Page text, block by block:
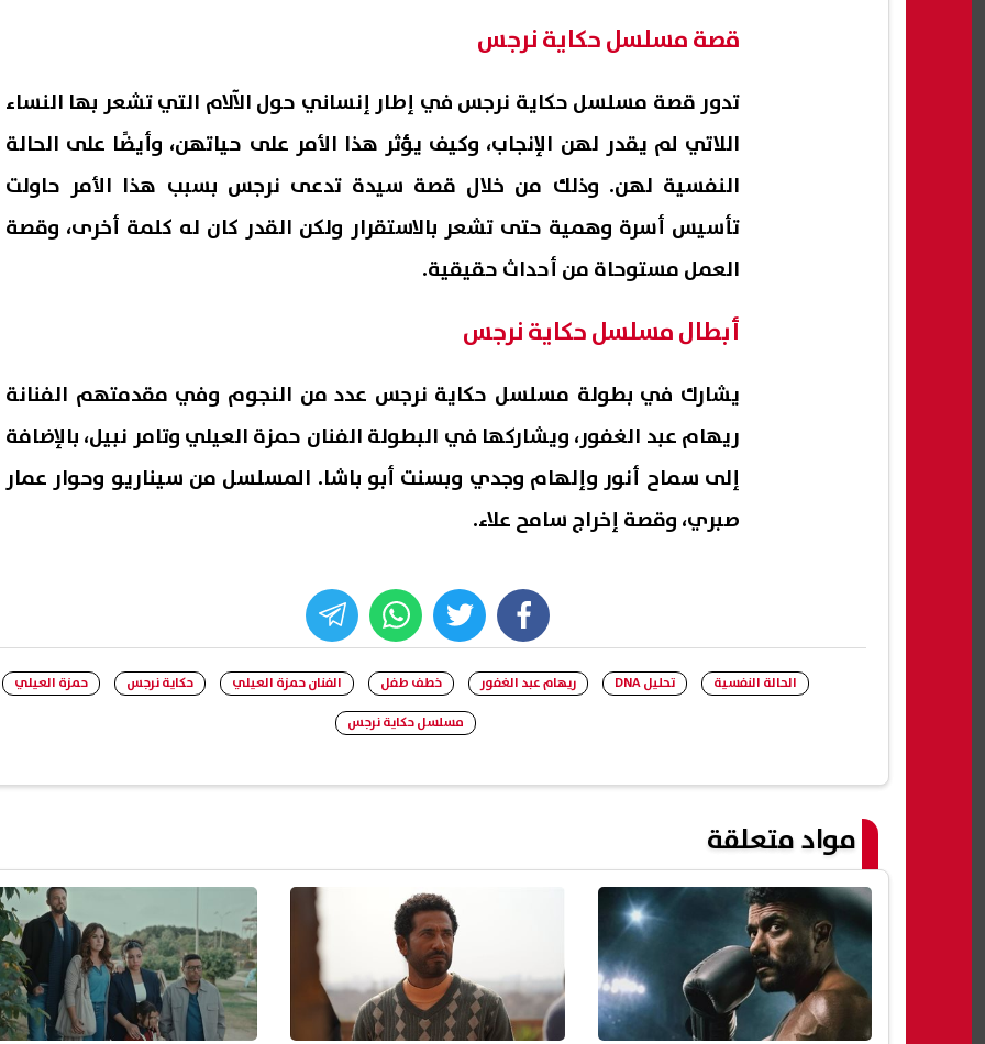
قصة مسلسل حكاية نرجس
تدور قصة مسلسل حكاية نرجس في إطار إنساني حول الآلام التي تشعر بها النساء
اللاتي لم يقدر لهن الإنجاب، وكيف يؤثر هذا الأمر على حياتهن، وأيضًا على الحالة
النفسية لهن. وذلك من خلال قصة سيدة تدعى نرجس بسبب هذا الأمر حاولت
تأسيس أسرة وهمية حتى تشعر بالاستقرار ولكن القدر كان له كلمة أخرى، وقصة
العمل مستوحاة من أحداث حقيقية.
أبطال مسلسل حكاية نرجس
يشارك في بطولة مسلسل حكاية نرجس عدد من النجوم وفي مقدمتهم الفنانة
ريهام عبد الغفور، ويشاركها في البطولة الفنان حمزة العيلي وتامر نبيل، بالإضافة
إلى سماح أنور وإلهام وجدي وبسنت أبو باشا. المسلسل من سيناريو وحوار عمار
صبري، وقصة إخراج سامح علاء.
facebook
twitter
whats
الحالة النفسية تحليل DNA ريهام عبد الغفور خطف طفل الفنان حمزة العيلي حكاية نرجس
حمزة العيلي
مسلسل حكاية نرجس
مواد متعلقة